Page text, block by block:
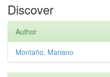
Discover
Author
Montaño, Mariano